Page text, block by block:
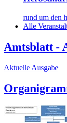
rund um den
Alle
Amtsblatt -
Aktuelle Ausgabe